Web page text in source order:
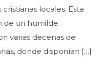
locales. Esta
de un humilde
varias decenas de
donde disponían […]